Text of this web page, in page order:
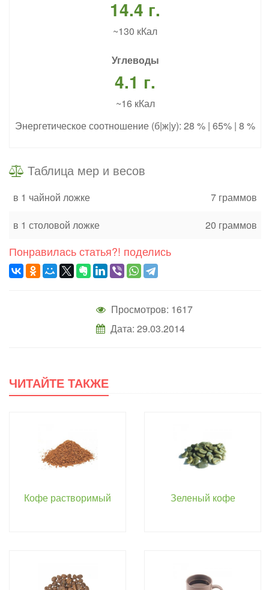
14.4 г.
~130 кКал
Углеводы
4.1 г.
~16 кКал
Энергетическое соотношение (б|ж|у): 28 % | 65% | 8 %
Таблица мер и весов
в 1 чайной ложке
7 граммов
в 1 столовой ложке
20 граммов
Понравилась статья?! поделись
Просмотров: 1617
Дата: 29.03.2014
ЧИТАЙТЕ ТАКЖЕ
Кофе растворимый Зеленый кофе